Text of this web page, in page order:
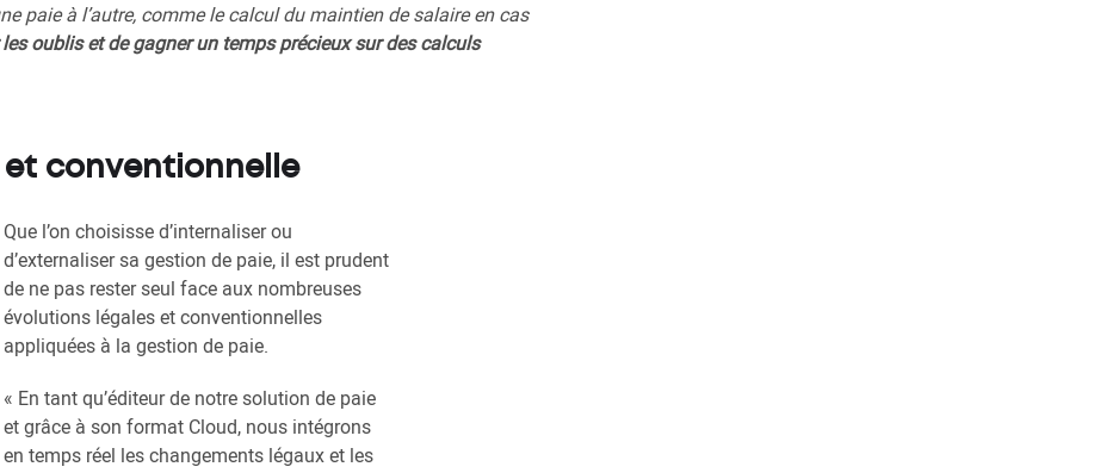
paie à l’autre, comme le calcul du maintien de salaire en cas
les oublis et de gagner un temps précieux sur des calculs
et conventionnelle
Que l’on choisisse d’internaliser ou
d’externaliser sa gestion de paie, il est prudent
de ne pas rester seul face aux nombreuses
évolutions légales et conventionnelles
appliquées à la gestion de paie.
« En tant qu’éditeur de notre solution de paie
et grâce à son format Cloud, nous intégrons
en temps réel les changements légaux et les